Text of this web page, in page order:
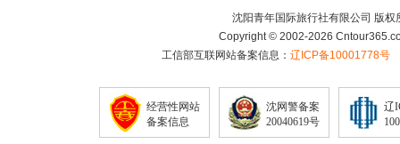
沈阳青年国际旅行社有限公司 版权
Copyright © 2002-2026
工信部互联网站备案信息： 辽ICP备10001778号
经营性网站
备案信息
沈网警备案
20040619号
辽